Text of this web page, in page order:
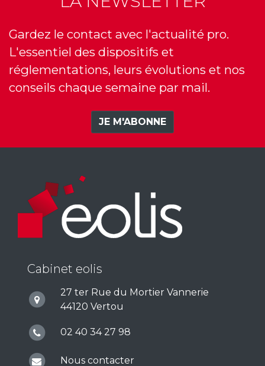
Gardez le contact avec l'actualité pro.
L'essentiel des dispositifs et
réglementations, leurs évolutions et nos
conseils chaque semaine par mail.
JE M'ABONNE
Cabinet eolis
27 ter Rue du Mortier Vannerie
44120 Vertou
02 40 34 27 98
Nous contacter